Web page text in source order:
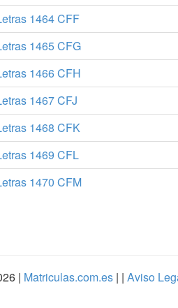
1464 CFF
1465 CFG
1466 CFH
1467 CFJ
1468 CFK
1469 CFL
1470 CFM
| Matriculas.com.es | | Aviso